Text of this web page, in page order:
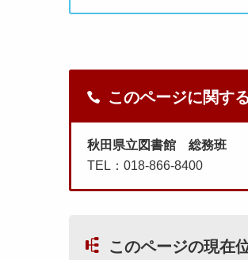
このページに関す
秋田県立図書館 総務班
TEL：018-866-8400
このページの現在